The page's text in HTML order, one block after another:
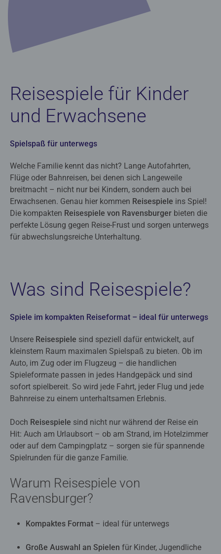
Reisespiele für Kinder
und Erwachsene
Spielspaß für unterwegs
Welche Familie kennt das nicht? Lange Autofahrten,
Flüge oder Bahnreisen, bei denen sich Langeweile
breitmacht – nicht nur bei Kindern, sondern auch bei
Erwachsenen. Genau hier kommen Reisespiele ins Spiel!
Die kompakten Reisespiele von Ravensburger bieten die
perfekte Lösung gegen Reise-Frust und sorgen unterwegs
für abwechslungsreiche Unterhaltung.
Was sind Reisespiele?
Spiele im kompakten Reiseformat – ideal für unterwegs
Unsere Reisespiele sind speziell dafür entwickelt, auf
kleinstem Raum maximalen Spielspaß zu bieten. Ob im
Auto, im Zug oder im Flugzeug – die handlichen
Spieleformate passen in jedes Handgepäck und sind
sofort spielbereit. So wird jede Fahrt, jeder Flug und jede
Bahnreise zu einem unterhaltsamen Erlebnis.
Doch Reisespiele sind nicht nur während der Reise ein
Hit: Auch am Urlaubsort – ob am Strand, im Hotelzimmer
oder auf dem Campingplatz – sorgen sie für spannende
Spielrunden für die ganze Familie.
Warum Reisespiele von
Ravensburger?
Kompaktes Format – ideal für unterwegs
Große Auswahl an Spielen für Kinder, Jugendliche